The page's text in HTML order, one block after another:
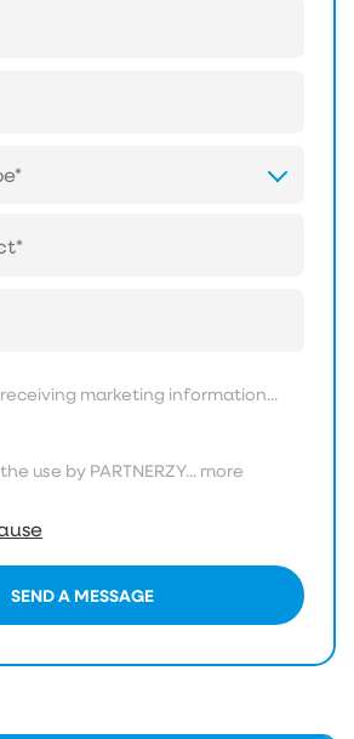
marketing information...
use by PARTNERZY... more
SEND A MESSAGE